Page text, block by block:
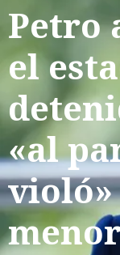
Petro
el
«al